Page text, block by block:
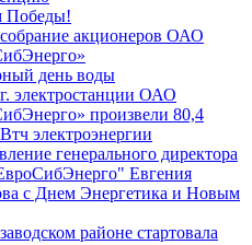
Победы!
акционеров ОАО
день воды
электростанции ОАО
произвели 80,4
электроэнергии
генерального директора
Евгения
с Днем Энергетика и Новым
районе стартовала